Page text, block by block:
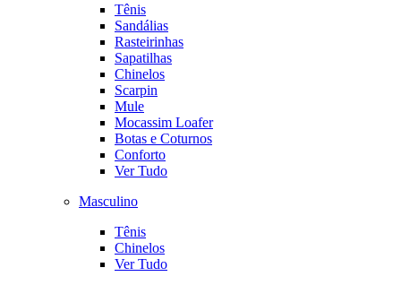
Tênis
Sandálias
Rasteirinhas
Sapatilhas
Chinelos
Scarpin
Mule
Mocassim Loafer
Botas e Coturnos
Conforto
Ver Tudo
Masculino
Tênis
Chinelos
Ver Tudo